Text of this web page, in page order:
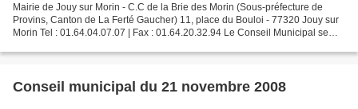
Mairie de Jouy sur Morin - C.C de la Brie des Morin (Sous-préfecture de
Provins, Canton de La Ferté Gaucher) 11, place du Bouloi - 77320 Jouy sur
Morin Tel : 01.64.04.07.07 | Fax : 01.64.20.32.94 Le Conseil Municipal se
Conseil municipal du 21 novembre 2008